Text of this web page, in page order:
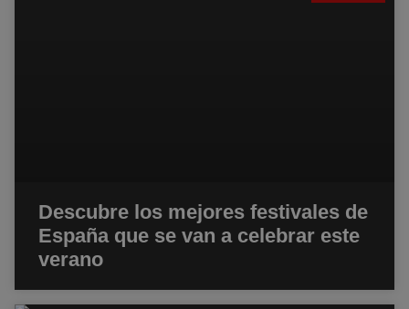
Descubre los mejores festivales de
España que se van a celebrar este
verano